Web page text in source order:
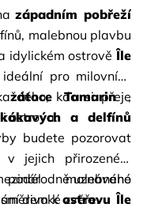
západním pobřeží
malebnou plavbu
idylickém ostrově Île
pro milovníky
kdo si přeje
ostrova.
zátoce Tamarin
,
a delfínů
budete pozorovat
jejich přirozeném
uznávané
divoké zvěře.
malebného
k ostrovu Île